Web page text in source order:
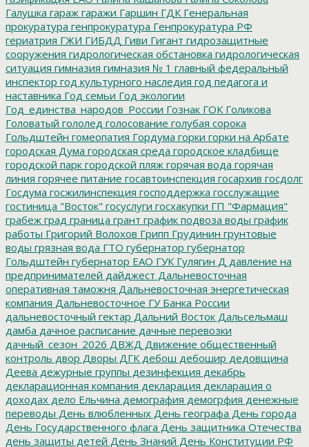
Галушка гараж гаражи Гаршин ГДК Генеральная
прокуратура генпрокуратура Генпрокуратура РФ
гериатрия ГЖИ ГИБДД Гиви Гигант гидрозащитные
сооружения гидрологическая обстановка гидрологическая
ситуация гимназия гимназия № 1 главный федеральный
инспектор год культурного наследия год педагога и
наставника Год семьи Год экологии
Год_единства_народов_России Гознак ГОК Голикова
Головатый гололед голосование голубая сорока
Гольдштейн гомеопатия Гордума горки горки на Арбате
городская Дума городская среда городское кладбище
городской парк городской пляж горячая вода горячая
линия горячее питание госавтоинспекция госархив госдолг
Госдума госжилинспекция господдержка госслужащие
гостиница "Восток" госуслуги госхакупки ГП "Фармация"
грабеж град граница грант график подвоза воды график
работы Григорий Волохов Грипп Грудинин грунтовые
воды грязная вода ГТО губернатор губернатор
Гольдштейн губернатор ЕАО ГУК Гулягин Д давление на
предпринимателей дайджест Дальневосточная
оперативная таможня Дальневосточная энергетическая
компания Дальневосточное ГУ Банка России
дальневосточный гектар Дальний Восток Дальсельмаш
дамба дачное расписание дачные перевозки
дачный_сезон_2026 ДВЖД Движение общественный
контроль двор Дворы ДГК дебош дебошир дедовщина
Деева дежурные группы дезинфекция декабрь
декларационная компания декларация декларация о
доходах дело Ельчина демография демогрфия денежные
переводы День влюбленных День географа День города
День Государственного флага День защитника Отечества
день защиты детей День Знаний День Конституции РФ